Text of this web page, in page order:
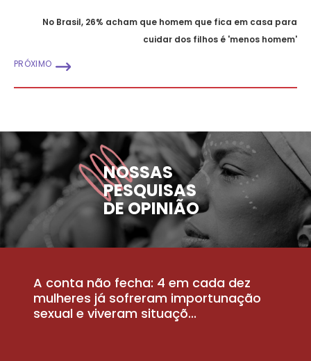
No Brasil, 26% acham que homem que fica em casa para
cuidar dos filhos é 'menos homem'
PRÓXIMO
NOSSAS
PESQUISAS
DE OPINIÃO
A conta não fecha: 4 em cada dez
mulheres já sofreram importunação
sexual e viveram situaçõ...